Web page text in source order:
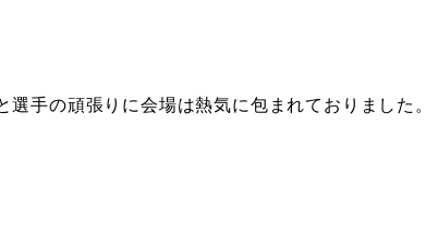
手の頑張りに会場は熱気に包まれておりました。